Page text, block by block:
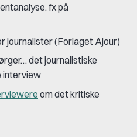
fx på
journalister (Forlaget Ajour)
det journalistiske
interview
om det kritiske